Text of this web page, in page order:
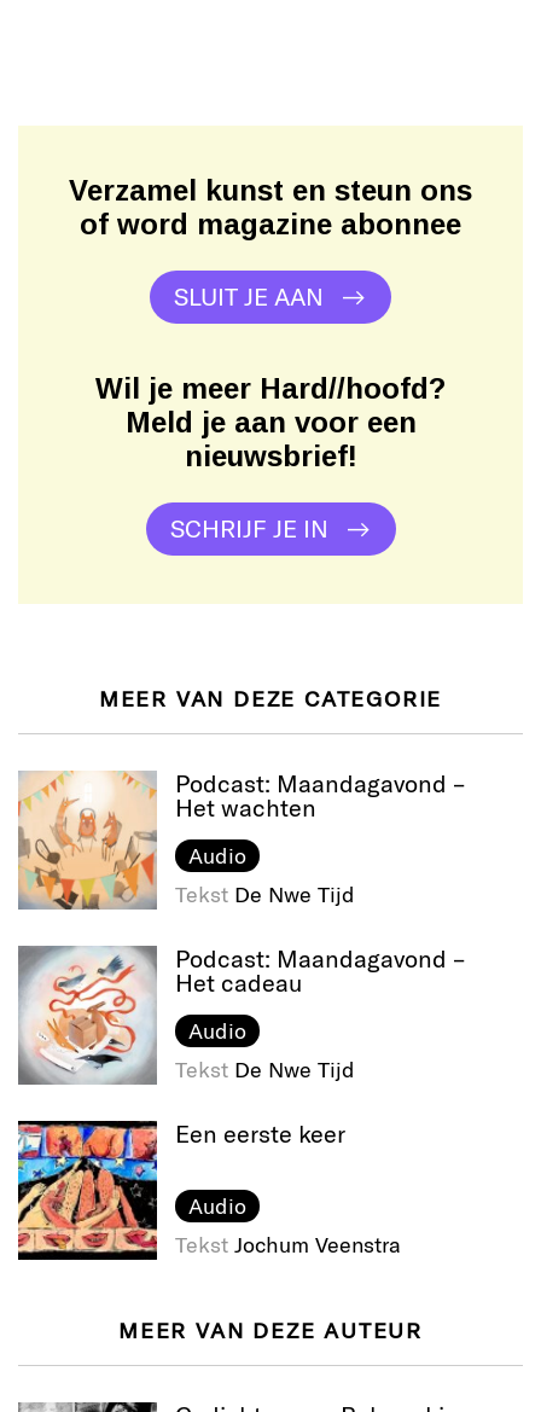
Verzamel kunst en steun ons
of word magazine abonnee
SLUIT JE AAN
Wil je meer Hard//hoofd?
Meld je aan voor een
nieuwsbrief!
SCHRIJF JE IN
MEER VAN DEZE CATEGORIE
Podcast: Maandagavond –
Het wachten
Audio
Tekst De Nwe Tijd
Podcast: Maandagavond –
Het cadeau
Audio
Tekst De Nwe Tijd
Een eerste keer
Audio
Tekst Jochum Veenstra
MEER VAN DEZE AUTEUR